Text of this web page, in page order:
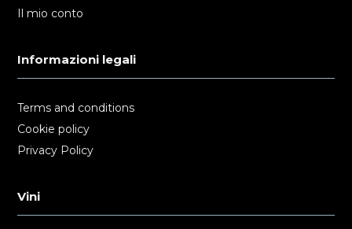
Il mio conto
Informazioni legali
Terms and conditions
Cookie policy
Privacy Policy
Vini